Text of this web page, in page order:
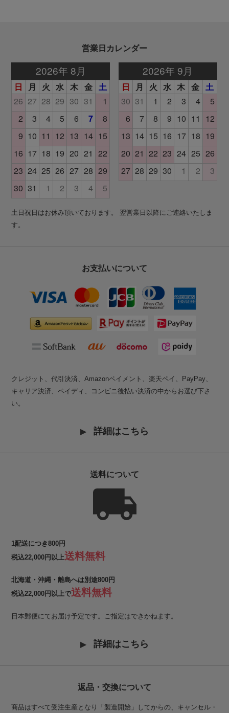
営業日カレンダー
土日祝日はお休み頂いております。 翌営業日以降にご連絡いたしま
す。
お支払いについて
クレジット、代引決済、Amazonペイメント、楽天ペイ、PayPay、
キャリア決済、ペイディ、コンビニ後払い決済の中からお選び下さ
い。
詳細はこちら
送料について
1配送につき800円
税込22,000円以上送料無料
北海道・沖縄・離島へは別途800円
税込22,000円以上で送料無料
日本郵便にてお届け予定です。ご指定はできかねます。
詳細はこちら
返品・交換について
商品はすべて受注生産となり「製造開始」してからの、キャンセル・